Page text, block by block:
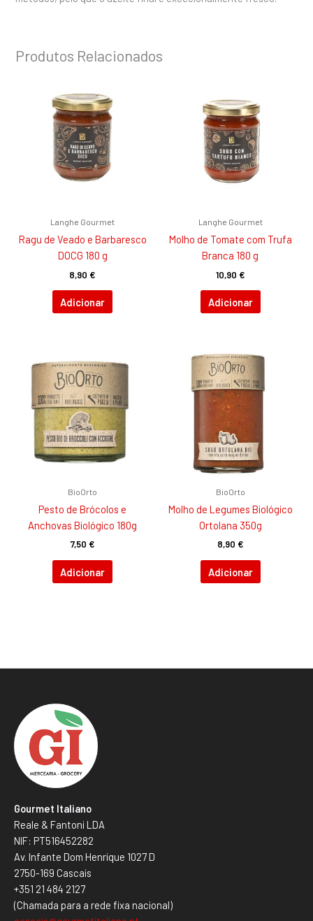
Produtos Relacionados
Langhe Gourmet
Ragu de Veado e Barbaresco
DOCG 180 g
8,90 €
Adicionar
Langhe Gourmet
Molho de Tomate com Trufa
Branca 180 g
10,90 €
Adicionar
BioOrto
Pesto de Brócolos e
Anchovas Biológico 180g
7,50 €
Adicionar
BioOrto
Molho de Legumes Biológico
Ortolana 350g
8,90 €
Adicionar
Gourmet Italiano
Reale & Fantoni LDA
NIF: PT516452282
Av. Infante Dom Henrique 1027 D
2750-169 Cascais
+351 21 484 2127
(Chamada para a rede fixa nacional)